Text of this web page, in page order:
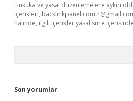
Hukuka ve yasal düzenlemelere aykırı
içerikleri,
halinde, ilgili içerikler yasal süre
Son yorumlar